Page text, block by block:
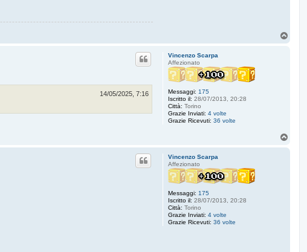
Vincenzo Scarpa
Affezionato
Messaggi: 175
Iscritto il: 28/07/2013, 20:28
Città: Torino
Grazie Inviati: 4 volte
Grazie Ricevuti: 36 volte
14/05/2025, 7:16
Vincenzo Scarpa
Affezionato
Messaggi: 175
Iscritto il: 28/07/2013, 20:28
Città: Torino
Grazie Inviati: 4 volte
Grazie Ricevuti: 36 volte